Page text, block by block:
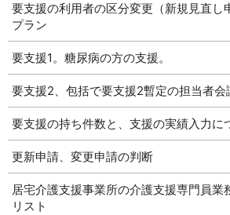
要支援の利用者の区分変更（新規見直し
プラン
要支援1。糖尿病の方の支援。
要支援2、包括で要支援2暫定の担当者会
要支援の持ち件数と、支援の実績入力に
更新申請、変更申請の判断
居宅介護支援事業所の介護支援専門員業
リスト